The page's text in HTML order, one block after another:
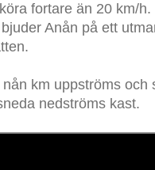
fortare än 20 km/h.
Anån på ett
km uppströms och
nedströms kast.